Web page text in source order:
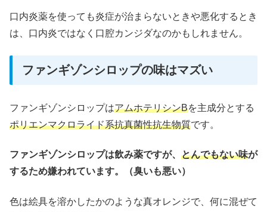
口内炎薬を使っても炎症が治まらないときや悪化するとき
は、口内炎ではなく口腔カンジダなのかもしれません。
ファンギゾンシロップの味はマズい
ファンギゾンシロップはアムホテリシンBを主成分とする
ポリエンマクロライド系抗真菌性抗生物質です。
ファンギゾンシロップは飲み薬ですが、 とんでもない味が
するため嫌われています。（臭いも悪い）
色は絵具を溶かしたかのような真オレンジで、何に混ぜて